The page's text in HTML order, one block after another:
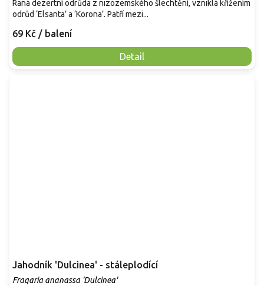
69 Kč / balení
Detail
Raná dezertní odrůda z nizozemského šlechtění, vzniklá křížením
odrůd ‘Elsanta’ a ‘Korona’. Patří mezi...
Jahodník 'Dulcinea' - stáleplodící
Fragaria ananassa 'Dulcinea'